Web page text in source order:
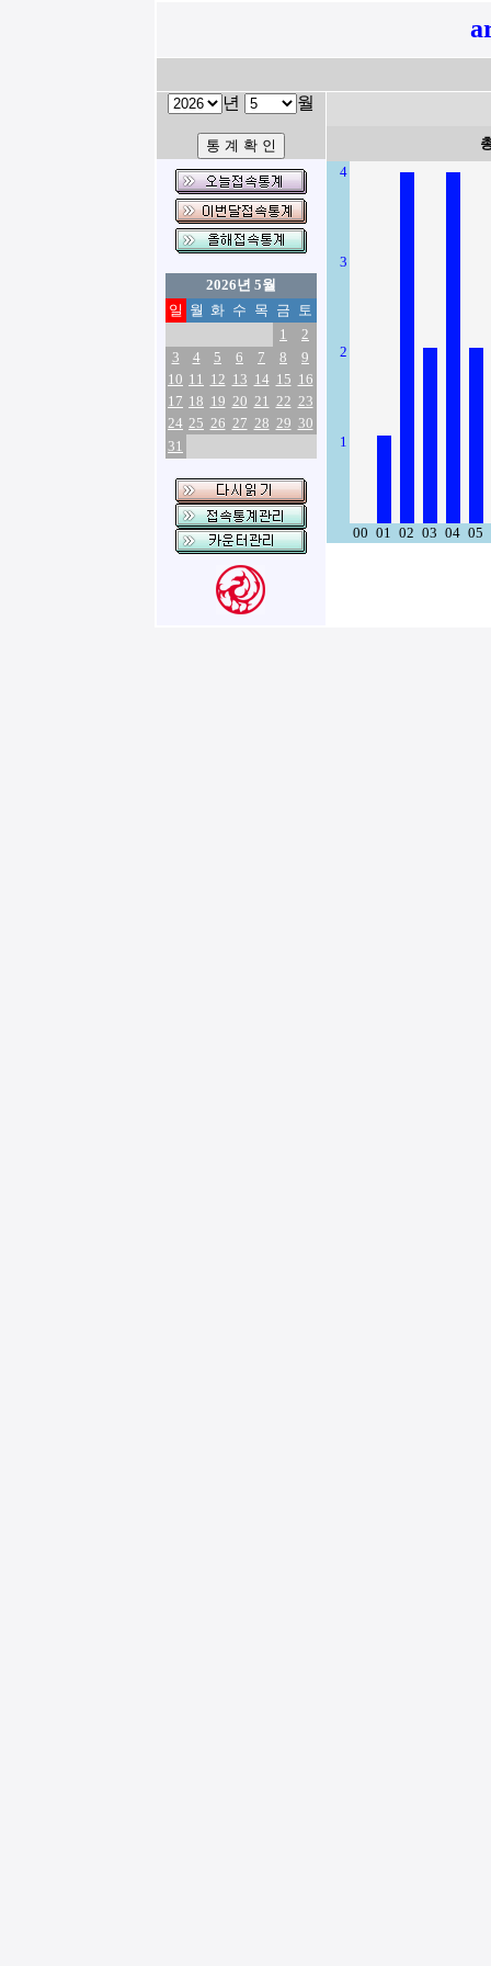
년 월
2026년 5월
일 월 화 수 목 금 토
1
2
3
4 5 6 7 8
9
10 11 12 13 14 15 16
17 18 19 20 21 22 23
24 25 26 27 28 29 30
31
4
3
2
1
00 01 02 03 04 05